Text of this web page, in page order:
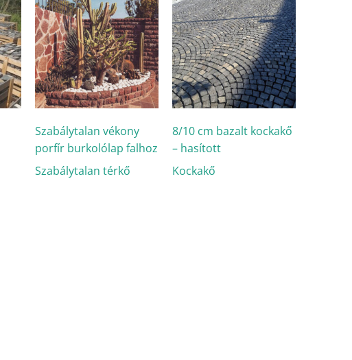
Szabálytalan vékony
porfír burkolólap falhoz
Szabálytalan térkő
8/10 cm bazalt kockakő
– hasított
Kockakő